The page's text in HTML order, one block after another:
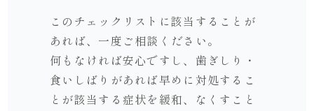
このチェックリストに該当することが
あれば、一度ご相談ください。
何もなければ安心ですし、歯ぎしり・
食いしばりがあれば早めに対処するこ
とが該当する症状を緩和、なくすこと